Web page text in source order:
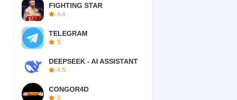
FIGHTING STAR
4.4
TELEGRAM
5
DEEPSEEK - AI ASSISTANT
4.5
CONGOR4D
5